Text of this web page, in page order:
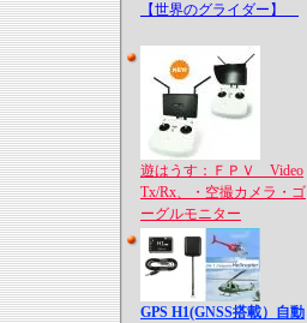
【世界のグライダー】
遊はうす：ＦＰＶ Video
Tx/Rx、・空撮カメラ・ゴ
ーグルモニター
GPS H1(GNSS搭載）自動